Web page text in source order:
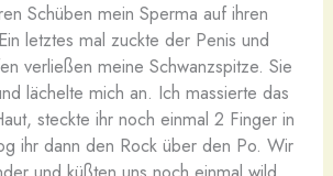
Schüben mein Sperma auf ihren
letztes mal zuckte der Penis und
verließen meine Schwanzspitze. Sie
lächelte mich an. Ich massierte das
steckte ihr noch einmal 2 Finger in
ihr dann den Rock über den Po. Wir